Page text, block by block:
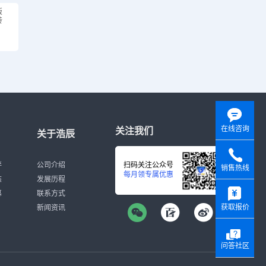
关于浩辰
公司介绍
发展历程
联系方式
新闻资讯
关注我们
扫码关注公众号
每月领专属优惠
在线咨询
销售热线
获取报价
问答社区